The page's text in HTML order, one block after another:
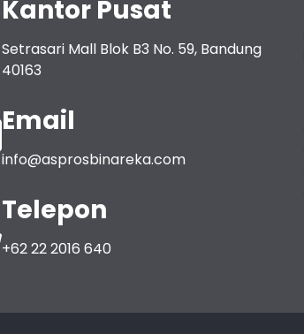
Kantor Pusat
Setrasari Mall Blok B3 No. 59, Bandung
40163
Email
info@asprosbinareka.com
Telepon
+62 22 2016 640